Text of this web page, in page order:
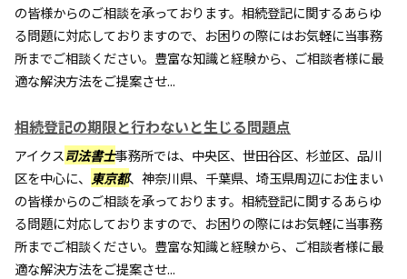
の皆様からのご相談を承っております。相続登記に関するあらゆ
る問題に対応しておりますので、お困りの際にはお気軽に当事務
所までご相談ください。豊富な知識と経験から、ご相談者様に最
適な解決方法をご提案させ...
相続登記の期限と行わないと生じる問題点
アイクス司法書士事務所では、中央区、世田谷区、杉並区、品川
区を中心に、 東京都、神奈川県、千葉県、埼玉県周辺にお住まい
の皆様からのご相談を承っております。相続登記に関するあらゆ
る問題に対応しておりますので、お困りの際にはお気軽に当事務
所までご相談ください。豊富な知識と経験から、ご相談者様に最
適な解決方法をご提案させ...